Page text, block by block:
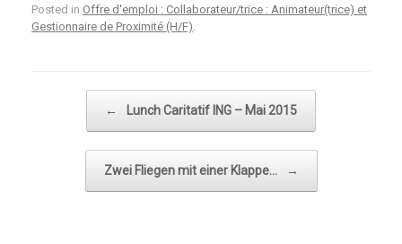
Posted in Offre d'emploi : Collaborateur/trice : Animateur(trice) et
Gestionnaire de Proximité (H/F)
←
Lunch Caritatif ING – Mai 2015
Zwei Fliegen mit einer Klappe… →